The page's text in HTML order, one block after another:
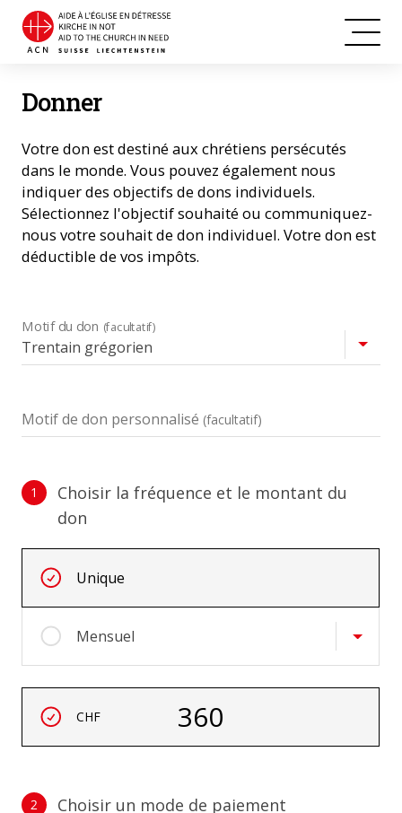
Donner
Votre don est destiné aux chrétiens persécutés
dans le monde. Vous pouvez également nous
indiquer des objectifs de dons individuels.
Sélectionnez l'objectif souhaité ou communiquez-
nous votre souhait de don individuel. Votre don est
déductible de vos impôts.
Motif du don (facultatif)
Motif de don personnalisé (facultatif)
1
Choisir la fréquence et le montant du
don
Unique
Mensuel
CHF 360
2 Choisir un mode de paiement